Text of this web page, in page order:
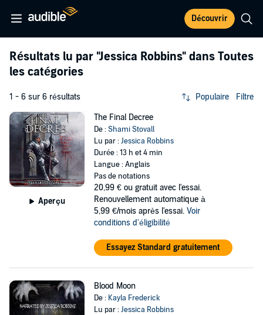
Découvrir
Résultats lu par "Jessica Robbins" dans Toutes
les catégories
1 - 6 sur 6 résultats Populaire Filtre
Aperçu
The Final Decree
De :Shami Stovall
Lu par :Jessica Robbins
Durée : 13 h et 4 min
Langue : Anglais
Pas de notations
20,99 € ou gratuit avec l'essai.
Renouvellement automatique à
5,99 €/mois après l'essai. Voir
conditions d'éligibilité
Essayez Standard gratuitement
Blood Moon
De : Kayla Frederick
Lu par :Jessica Robbins